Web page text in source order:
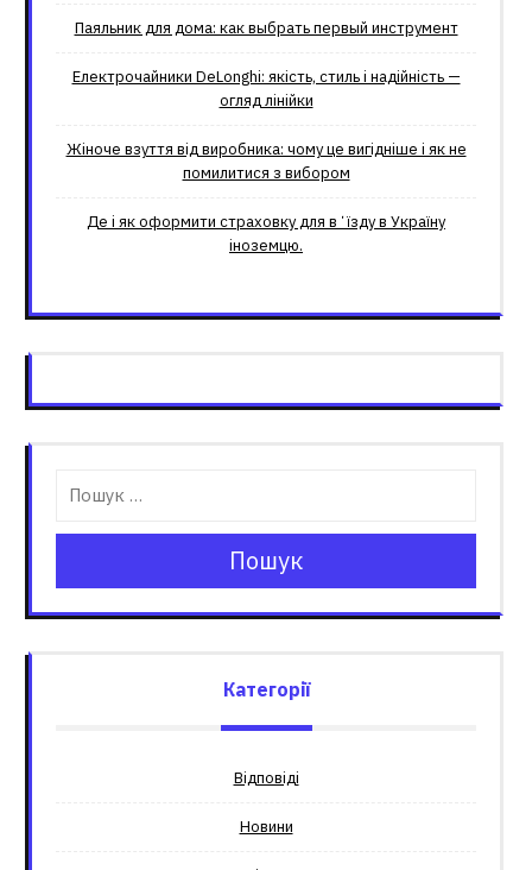
Паяльник для дома: как выбрать первый инструмент
Електрочайники DeLonghi: якість, стиль і надійність —
огляд лінійки
Жіноче взуття від виробника: чому це вигідніше і як не
помилитися з вибором
Де і як оформити страховку для вʼїзду в Україну
іноземцю.
Пошук
Категорії
Відповіді
Новини